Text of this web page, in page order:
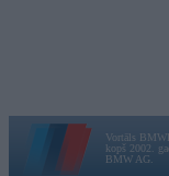
Vortāls
kopš 2002.
BMW AG.